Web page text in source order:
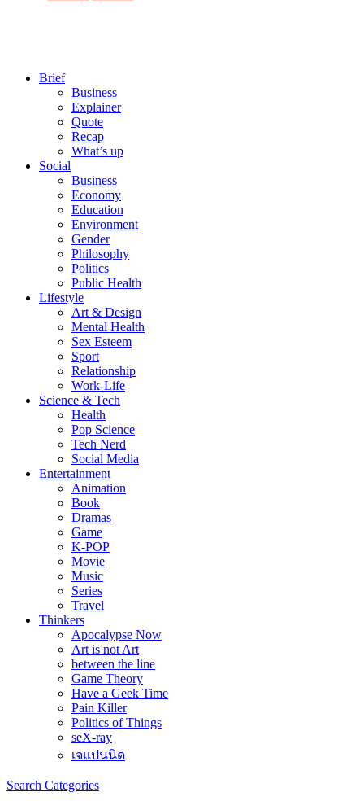
Brief
Business
Explainer
Quote
Recap
What’s up
Social
Business
Economy
Education
Environment
Gender
Philosophy
Politics
Public Health
Lifestyle
Art & Design
Mental Health
Sex Esteem
Sport
Relationship
Work-Life
Science & Tech
Health
Pop Science
Tech Nerd
Social Media
Entertainment
Animation
Book
Dramas
Game
K-POP
Movie
Music
Series
Travel
Thinkers
Apocalypse Now
Art is not Art
between the line
Game Theory
Have a Geek Time
Pain Killer
Politics of Things
seX-ray
เจแปนนิด
Search Categories